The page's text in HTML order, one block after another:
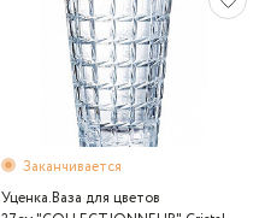
Заканчивается
Уценка.Ваза для цветов